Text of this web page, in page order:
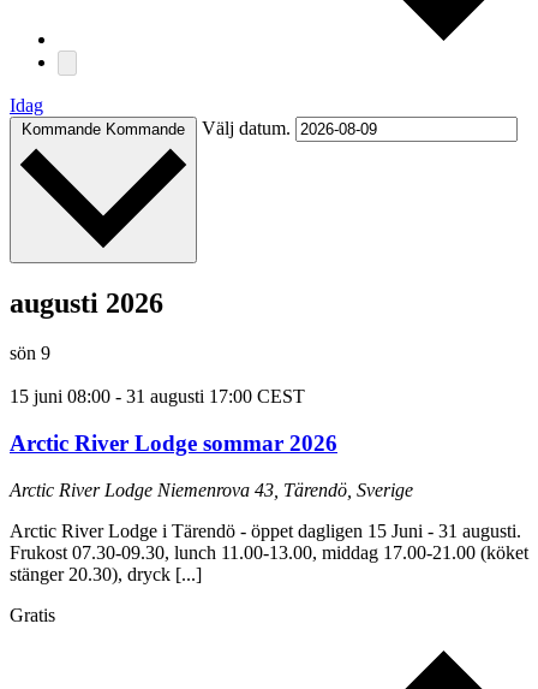
Idag
Kommande Kommande Välj datum.
augusti 2026
sön 9
15 juni 08:00 - 31 augusti 17:00 CEST
Arctic River Lodge sommar 2026
Arctic River Lodge Niemenrova 43, Tärendö, Sverige
Arctic River Lodge i Tärendö - öppet dagligen 15 Juni - 31 augusti.
Frukost 07.30-09.30, lunch 11.00-13.00, middag 17.00-21.00 (köket
stänger 20.30), dryck [...]
Gratis